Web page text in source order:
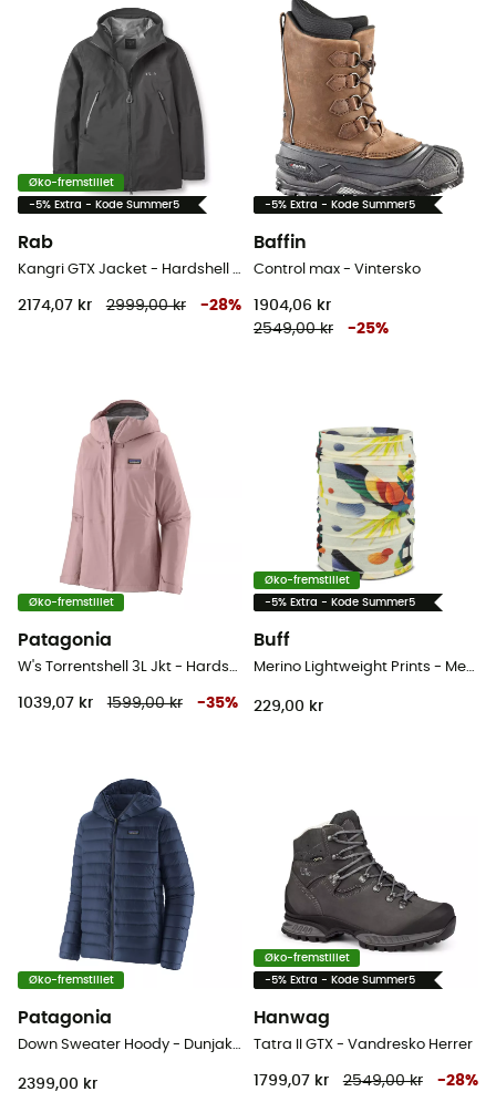
Øko-fremstillet
-5% Extra - Kode Summer5
Rab
Kangri GTX Jacket - Hardshell jakke - Herrer
2174,07 kr 2999,00 kr -28%
-5% Extra - Kode Summer5
Baffin
Control max - Vintersko
1904,06 kr
2549,00 kr
-25%
Øko-fremstillet
Patagonia
W's Torrentshell 3L Jkt - Hardshell jakke - Damer
1039,07 kr 1599,00 kr -35%
Øko-fremstillet
-5% Extra - Kode Summer5
Buff
Merino Lightweight Prints - Merinould Halsedis
229,00 kr
Øko-fremstillet
Patagonia
Down Sweater Hoody - Dunjakke - Herrer
2399,00 kr
Øko-fremstillet
-5% Extra - Kode Summer5
Hanwag
Tatra II GTX - Vandresko Herrer
1799,07 kr 2549,00 kr -28%